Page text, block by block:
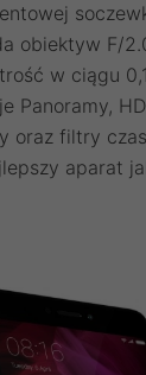
obiektyw F/
w ciągu
Panoramy,
oraz filtry
aparat